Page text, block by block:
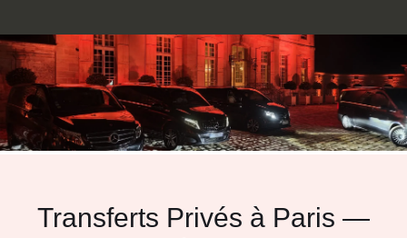
Transferts Privés à Paris —